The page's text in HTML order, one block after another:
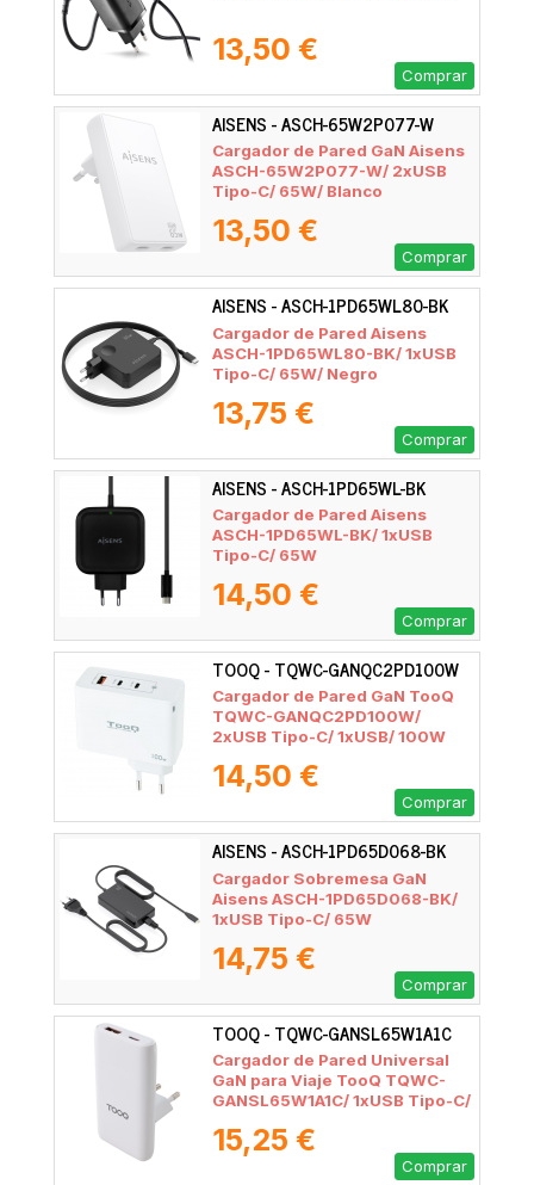
13,50 €
Comprar
AISENS - ASCH-65W2P077-W
Cargador de Pared GaN Aisens
ASCH-65W2P077-W/ 2xUSB
Tipo-C/ 65W/ Blanco
13,50 €
Comprar
AISENS - ASCH-1PD65WL80-BK
Cargador de Pared Aisens
ASCH-1PD65WL80-BK/ 1xUSB
Tipo-C/ 65W/ Negro
13,75 €
Comprar
AISENS - ASCH-1PD65WL-BK
Cargador de Pared Aisens
ASCH-1PD65WL-BK/ 1xUSB
Tipo-C/ 65W
14,50 €
Comprar
TOOQ - TQWC-GANQC2PD100W
Cargador de Pared GaN TooQ
TQWC-GANQC2PD100W/
2xUSB Tipo-C/ 1xUSB/ 100W
14,50 €
Comprar
AISENS - ASCH-1PD65D068-BK
Cargador Sobremesa GaN
Aisens ASCH-1PD65D068-BK/
1xUSB Tipo-C/ 65W
14,75 €
Comprar
TOOQ - TQWC-GANSL65W1A1C
Cargador de Pared Universal
GaN para Viaje TooQ TQWC-
GANSL65W1A1C/ 1xUSB Tipo-C/
15,25 €
Comprar